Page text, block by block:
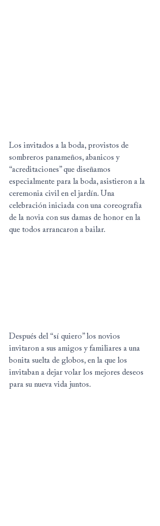
Los invitados a la boda, provistos de
sombreros panameños, abanicos y
“acreditaciones” que diseñamos
especialmente para la boda, asistieron a la
ceremonia civil en el jardín. Una
celebración iniciada con una coreografía
de la novia con sus damas de honor en la
que todos arrancaron a bailar.
Después del “sí quiero” los novios
invitaron a sus amigos y familiares a una
bonita suelta de globos, en la que los
invitaban a dejar volar los mejores deseos
para su nueva vida juntos.